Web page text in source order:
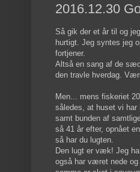
2016.12.30
Så gik der et år til og
hurtigt. Jeg syntes jeg
fortjener.
Altså en sang af de
den travle hverdag.
Men... mens fiskeriet
således, at huset vi
samt bunden af
så 41 år efter, opnået
så har du lugten.
Den lugt er væk! Jeg
også har været nede